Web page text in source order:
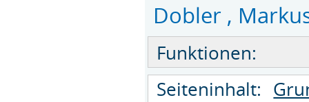
Dobler ,
Funktionen:
Seiteninhalt: